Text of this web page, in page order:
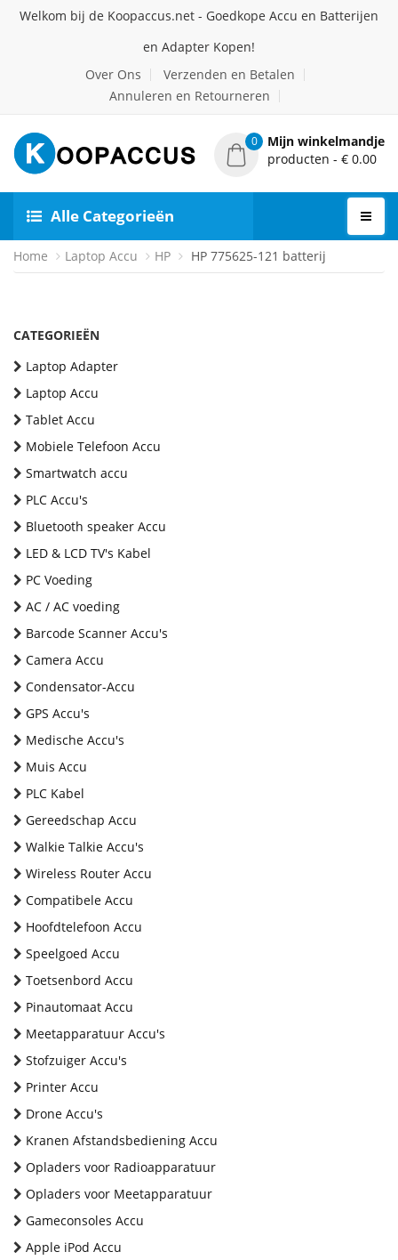
Welkom bij de Koopaccus.net - Goedkope Accu en Batterijen
en Adapter Kopen!
Over Ons
Verzenden en Betalen
Annuleren en Retourneren
0
Mijn winkelmandje
producten - € 0.00
Alle Categorieën
Home Laptop Accu HP HP 775625-121 batterij
CATEGORIEËN
Laptop Adapter
Laptop Accu
Tablet Accu
Mobiele Telefoon Accu
Smartwatch accu
PLC Accu's
Bluetooth speaker Accu
LED & LCD TV's Kabel
PC Voeding
AC / AC voeding
Barcode Scanner Accu's
Camera Accu
Condensator-Accu
GPS Accu's
Medische Accu's
Muis Accu
PLC Kabel
Gereedschap Accu
Walkie Talkie Accu's
Wireless Router Accu
Compatibele Accu
Hoofdtelefoon Accu
Speelgoed Accu
Toetsenbord Accu
Pinautomaat Accu
Meetapparatuur Accu's
Stofzuiger Accu's
Printer Accu
Drone Accu's
Kranen Afstandsbediening Accu
Opladers voor Radioapparatuur
Opladers voor Meetapparatuur
Gameconsoles Accu
Apple iPod Accu